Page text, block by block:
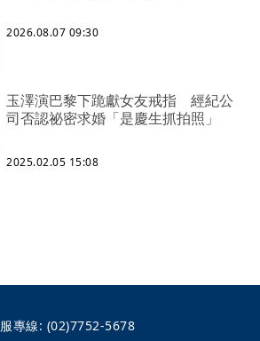
2026.08.07 09:30
玉澤演巴黎下跪獻女友戒指 經紀公
司否認祕密求婚「是慶生抓拍照」
2025.02.05 15:08
專線: (02)7752-5678